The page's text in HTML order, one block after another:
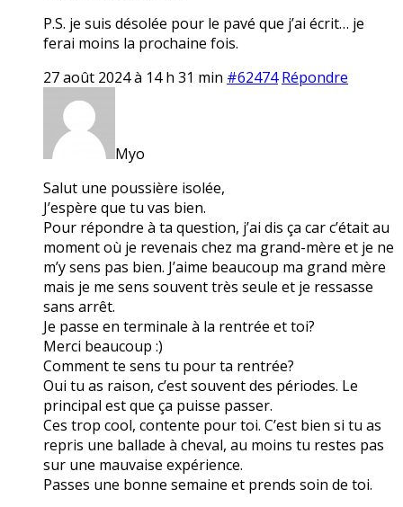
P.S. je suis désolée pour le pavé que j’ai écrit… je
ferai moins la prochaine fois.
27 août 2024 à 14 h 31 min #62474 Répondre
Myo
Salut une poussière isolée,
J’espère que tu vas bien.
Pour répondre à ta question, j’ai dis ça car c’était au
moment où je revenais chez ma grand-mère et je ne
m’y sens pas bien. J’aime beaucoup ma grand mère
mais je me sens souvent très seule et je ressasse
sans arrêt.
Je passe en terminale à la rentrée et toi?
Merci beaucoup :)
Comment te sens tu pour ta rentrée?
Oui tu as raison, c’est souvent des périodes. Le
principal est que ça puisse passer.
Ces trop cool, contente pour toi. C’est bien si tu as
repris une ballade à cheval, au moins tu restes pas
sur une mauvaise expérience.
Passes une bonne semaine et prends soin de toi.